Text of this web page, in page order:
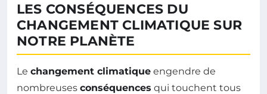
LES CONSÉQUENCES DU
CHANGEMENT CLIMATIQUE SUR
NOTRE PLANÈTE
Le changement climatique engendre de
nombreuses conséquences qui touchent tous